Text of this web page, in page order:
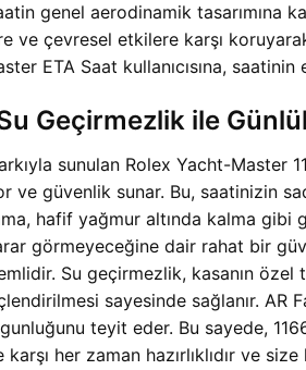
genel aerodinamik tasarımına
ve çevresel etkilere karşı
ETA Saat kullanıcısına,
Geçirmezlik ile
sunulan Rolex Yacht-Master
ve güvenlik sunar. Bu, saatinizin
hafif yağmur altında kalma gibi
görmeyeceğine dair rahat bir
Su geçirmezlik, kasanın özel
sayesinde sağlanır.
teyit eder. Bu sayede,
karşı her zaman hazırlıklıdır ve